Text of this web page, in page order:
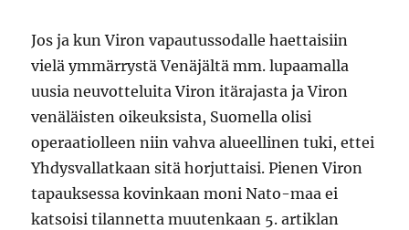
Jos ja kun Viron vapautussodalle haettaisiin
vielä ymmärrystä Venäjältä mm. lupaamalla
uusia neuvotteluita Viron itärajasta ja Viron
venäläisten oikeuksista, Suomella olisi
operaatiolleen niin vahva alueellinen tuki, ettei
Yhdysvallatkaan sitä horjuttaisi. Pienen Viron
tapauksessa kovinkaan moni Nato-maa ei
katsoisi tilannetta muutenkaan 5. artiklan